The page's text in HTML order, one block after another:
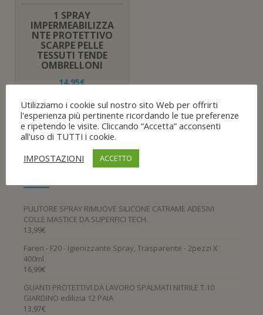
1 SPRAY
IMPERMEABILIZZA
NTE PROTETTIVO
SCARPE PELLE
TESSUTI TENDE
OMBRELLONI
14,95€
Aggiungi al carrello
Aggiungi alla Lista
desideri
PULITORE SPRAY RIMUOVE SILICONE CATRAME ADESIVI
COLLE MASTICE DA SUPERFICI TECH.
13,99€
Faren - F20 - Igienizzante Spray, Trasparente - 2pezzi X
400ml
16,99€
GUANTI PROTETTIVI DA LAVORO SPALMATI NITRILE T.10
GIARDINO edilizia 12 PAIA
13,97€
Utilizziamo i cookie sul nostro sito Web per offrirti
l'esperienza più pertinente ricordando le tue preferenze
e ripetendo le visite. Cliccando “Accetta” acconsenti
all'uso di TUTTI i cookie.
IMPOSTAZIONI
ACCETTO